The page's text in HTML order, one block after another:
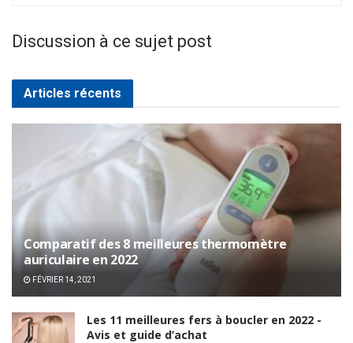
Discussion à ce sujet post
Articles récents
Comparatif des 8 meilleures thermomètre
auriculaire en 2022
FÉVRIER 14, 2021
Les 11 meilleures fers à boucler en 2022 -
Avis et guide d’achat